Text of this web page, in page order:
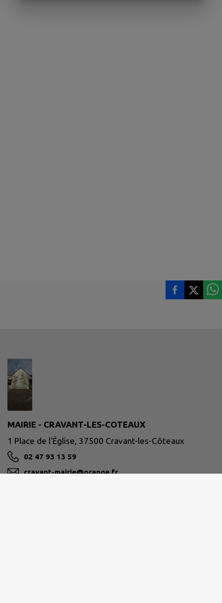
MAIRIE - CRAVANT-LES-COTEAUX
1 Place de l'Église, 37500 Cravant-les-Côteaux
02 47 93 13 59
cravant-mairie@orange.fr